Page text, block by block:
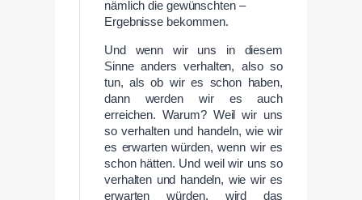
nämlich die gewünschten –
Ergebnisse bekommen.
Und wenn wir uns in diesem
Sinne anders verhalten, also so
tun, als ob wir es schon haben,
dann werden wir es auch
erreichen. Warum? Weil wir uns
so verhalten und handeln, wie wir
es erwarten würden, wenn wir es
schon hätten. Und weil wir uns so
verhalten und handeln, wie wir es
erwarten würden, wird das